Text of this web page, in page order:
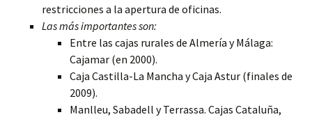
restricciones a la apertura de oficinas.
Las más importantes son:
Entre las cajas rurales de Almería y Málaga:
Cajamar (en 2000).
Caja Castilla-La Mancha y Caja Astur (finales de
2009).
Manlleu, Sabadell y Terrassa. Cajas Cataluña,